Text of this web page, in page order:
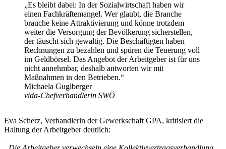
„Es bleibt dabei: In der Sozialwirtschaft haben wir
einen Fachkräftemangel. Wer glaubt, die Branche
brauche keine Attraktivierung und könne trotzdem
weiter die Versorgung der Bevölkerung sicherstellen,
der täuscht sich gewaltig. Die Beschäftigten haben
Rechnungen zu bezahlen und spüren die Teuerung voll
im Geldbörsel. Das Angebot der Arbeitgeber ist für uns
nicht annehmbar, deshalb antworten wir mit
Maßnahmen in den Betrieben.“
Michaela Guglberger
vida-Chefverhandlerin SWÖ
Eva Scherz, Verhandlerin der Gewerkschaft GPA, kritisiert die
Haltung der Arbeitgeber deutlich: